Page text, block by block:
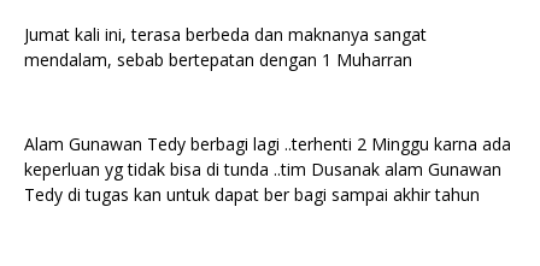
Jumat kali ini, terasa berbeda dan maknanya sangat
mendalam, sebab bertepatan dengan 1 Muharran
Alam Gunawan Tedy berbagi lagi ..terhenti 2 Minggu karna ada
keperluan yg tidak bisa di tunda ..tim Dusanak alam Gunawan
Tedy di tugas kan untuk dapat ber bagi sampai akhir tahun